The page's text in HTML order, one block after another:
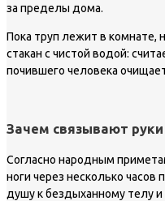
за пределы дома.
Пока труп лежит в комнате,
стакан с чистой водой:
почившего человека
Зачем связывают руки
Согласно народным
ноги через несколько часов
душу к бездыханному телу и